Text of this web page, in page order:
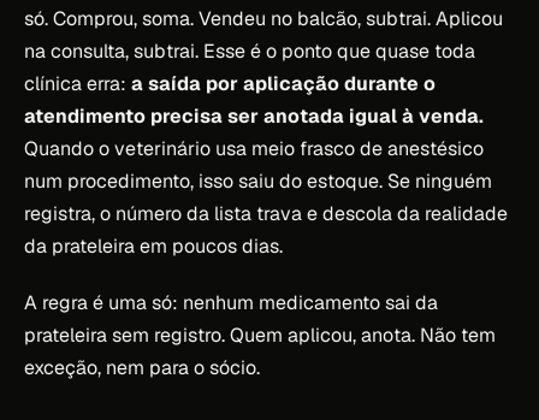
só. Comprou, soma. Vendeu no balcão, subtrai. Aplicou
na consulta, subtrai. Esse é o ponto que quase toda
clínica erra: a saída por aplicação durante o
atendimento precisa ser anotada igual à venda.
Quando o veterinário usa meio frasco de anestésico
num procedimento, isso saiu do estoque. Se ninguém
registra, o número da lista trava e descola da realidade
da prateleira em poucos dias.
A regra é uma só: nenhum medicamento sai da
prateleira sem registro. Quem aplicou, anota. Não tem
exceção, nem para o sócio.